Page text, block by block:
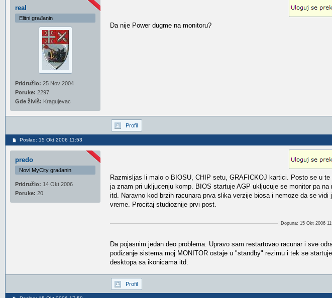
real
Elitni građanin
Pridružio: 25 Nov 2004
Poruke: 2297
Gde živiš: Kragujevac
Da nije Power dugme na monitoru?
Profil
Poslao: 15 Okt 2006 11:53
predo
Novi MyCity građanin
Pridružio: 14 Okt 2006
Poruke: 20
Razmisljas li malo o BIOSU, CHIP setu, GRAFICKOJ kartici. Posto se u
ja znam pri ukljucenju komp. BIOS startuje AGP ukljucuje se monitor pa
itd. Naravno kod brzih racunara prva slika verzije biosa i nemoze da se
vreme. Procitaj studioznije prvi post.
Dopuna: 15 Okt 2006
Da pojasnim jedan deo problema. Upravo sam restartovao racunar i sve
podizanje sistema moj MONITOR ostaje u "standby" rezimu i tek se
desktopa sa ikonicama itd.
Profil